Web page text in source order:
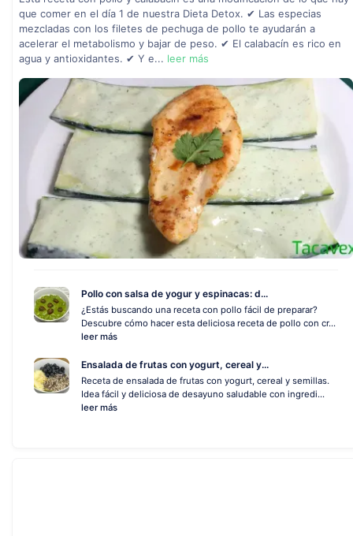
que comer en el día 1 de nuestra Dieta Detox. ✔ Las especias
mezcladas con los filetes de pechuga de pollo te ayudarán a
acelerar el metabolismo y bajar de peso. ✔ El calabacín es rico en
agua y antioxidantes. ✔ Y e... leer más
Pollo con salsa de yogur y espinacas: d...
¿Estás buscando una receta con pollo fácil de preparar?
Descubre cómo hacer esta deliciosa receta de pollo con cr...
leer más
Ensalada de frutas con yogurt, cereal y...
Receta de ensalada de frutas con yogurt, cereal y semillas.
Idea fácil y deliciosa de desayuno saludable con ingredi...
leer más